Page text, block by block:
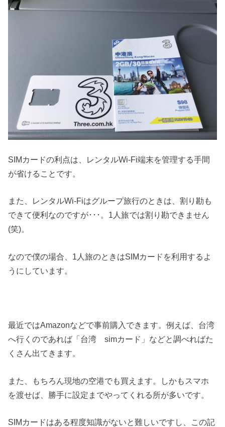
SIMカードの利点は、レンタルWi-Fi端末を管理する手間
が省けることです。
また、レンタルWi-Fiはグループ旅行のときは、割り勘も
できて便利なのですが･･･。1人旅では割り勘できません
(笑)。
なので僕の場合、1人旅のときはSIMカードを利用するよ
うにしています。
最近ではAmazonなどで事前購入できます。例えば、台湾
へ行くのであれば「台湾 simカード」などと調べればた
くさん出てきます。
また、もちろん現地の空港でも買えます。しかもスマホ
を渡せば、勝手に設定までやってくれる所が多いです。
SIMカードはある程度知識がないと難しいですし、この記